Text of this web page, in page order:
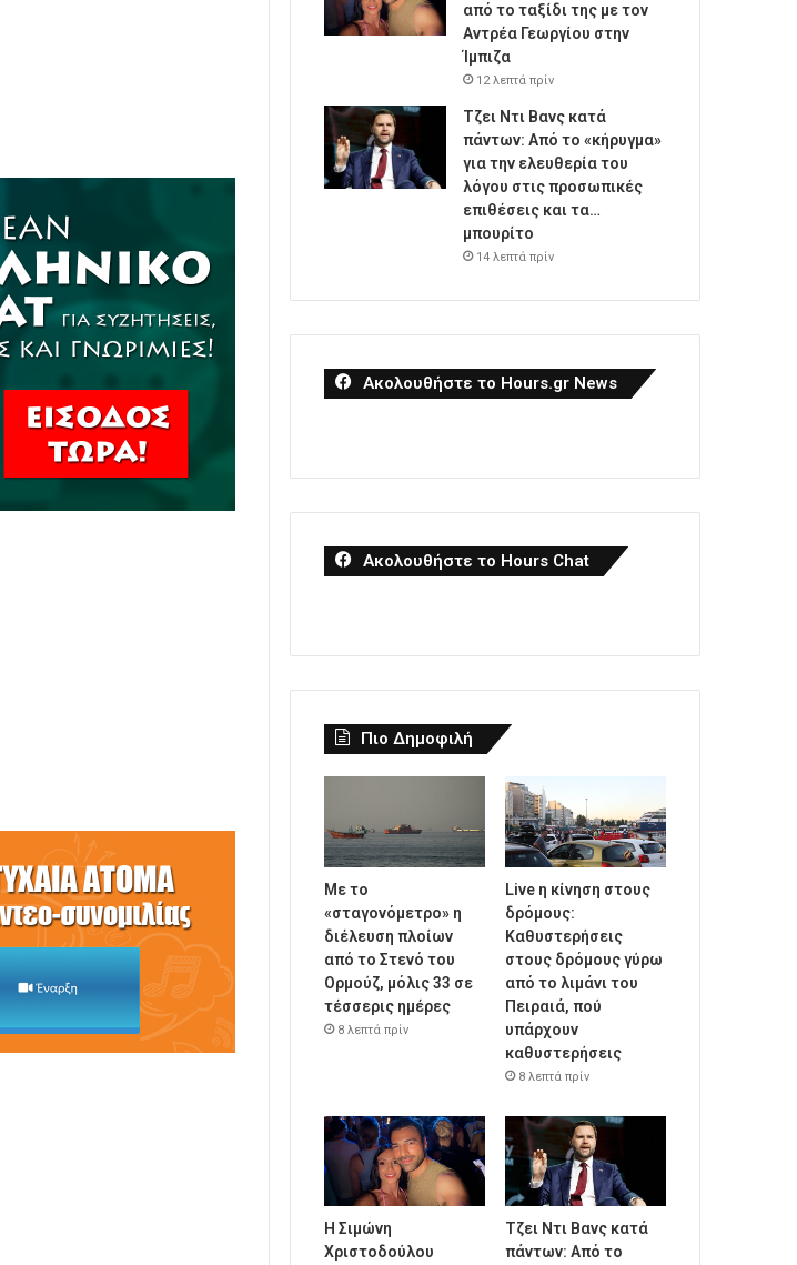
από το ταξίδι της με τον
Αντρέα Γεωργίου στην
Ίμπιζα
12 λεπτά πρίν
Τζει Ντι Βανς κατά
πάντων: Από το «κήρυγμα»
για την ελευθερία του
λόγου στις προσωπικές
επιθέσεις και τα…
μπουρίτο
14 λεπτά πρίν
Ακολουθήστε το Hours.gr News
Ακολουθήστε το Hours Chat
Πιο Δημοφιλή
Με το
«σταγονόμετρο» η
διέλευση πλοίων
από το Στενό του
Ορμούζ, μόλις 33 σε
τέσσερις ημέρες
8 λεπτά πρίν
Live η κίνηση στους
δρόμους:
Καθυστερήσεις
στους δρόμους γύρω
από το λιμάνι του
Πειραιά, πού
υπάρχουν
καθυστερήσεις
8 λεπτά πρίν
Η Σιμώνη
Χριστοδούλου
Τζει Ντι Βανς κατά
πάντων: Από το